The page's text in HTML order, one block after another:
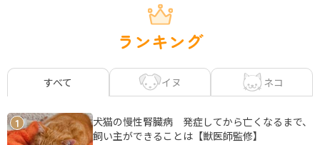
ランキング
すべて イヌ ネコ
1
犬猫の慢性腎臓病 発症してから亡くなるまで、
飼い主ができることは【獣医師監修】